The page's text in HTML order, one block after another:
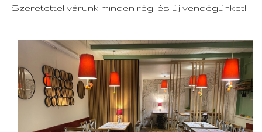
Szeretettel várunk minden régi és új vendégünket!